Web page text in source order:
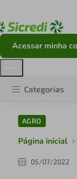
Acessar minha
Categorias
AGRO
Página inicial
05/07/2022